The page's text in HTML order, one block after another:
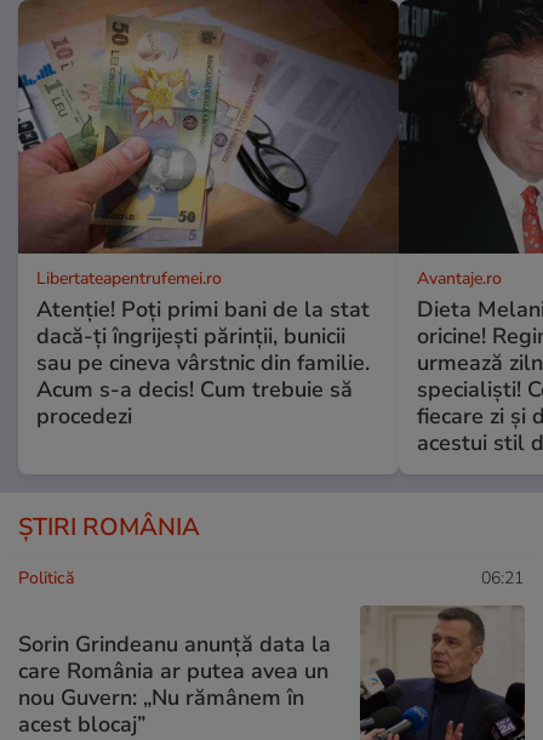
Libertateapentrufemei.ro
Atenție! Poți primi bani de la stat
dacă-ți îngrijești părinții, bunicii
sau pe cineva vârstnic din familie.
Acum s-a decis! Cum trebuie să
procedezi
Avantaje.ro
Dieta
oricine!
urmează
specialiști!
fiecare zi și
acestui stil
ȘTIRI ROMÂNIA
Politică 06:21
Sorin Grindeanu anunță data la
care România ar putea avea un
nou Guvern: „Nu rămânem în
acest blocaj”